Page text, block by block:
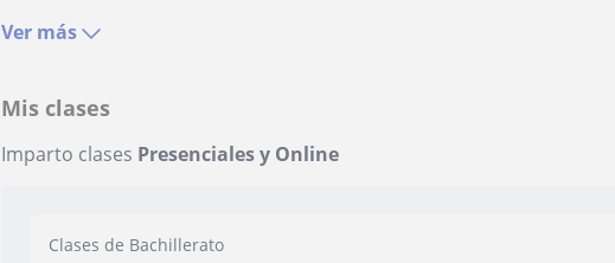
Ver más
Mis clases
Imparto clases Presenciales y Online
Clases de Bachillerato